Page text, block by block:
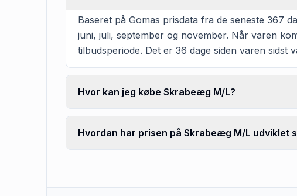
Baseret på Gomas prisdata fra de seneste 367
juni, juli, september og november. Når varen
tilbudsperiode. Det er 36 dage siden varen
Hvor kan jeg købe Skrabeæg M/L?
Hvordan har prisen på Skrabeæg M/L udviklet